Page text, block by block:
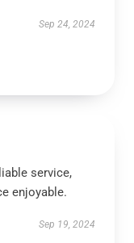
Sep 24, 2024
service,
enjoyable.
Sep 19, 2024